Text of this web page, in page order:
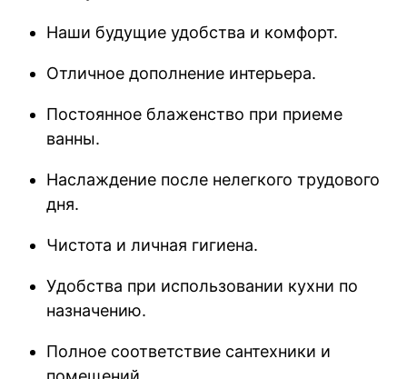
Наши будущие удобства и комфорт.
Отличное дополнение интерьера.
Постоянное блаженство при приеме
ванны.
Наслаждение после нелегкого трудового
дня.
Чистота и личная гигиена.
Удобства при использовании кухни по
назначению.
Полное соответствие сантехники и